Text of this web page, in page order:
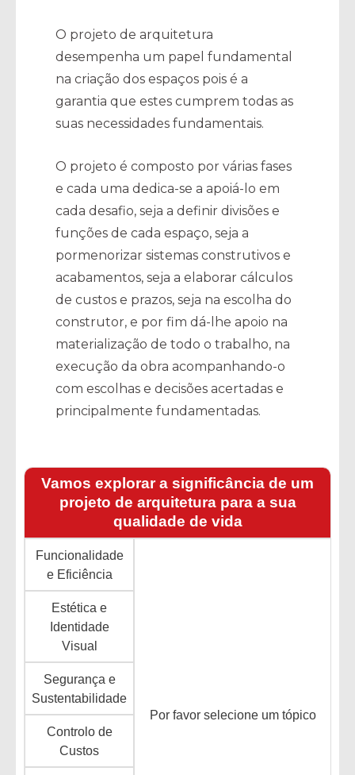
O projeto de arquitetura
desempenha um papel fundamental
na criação dos espaços pois é a
garantia que estes cumprem todas as
suas necessidades fundamentais.
O projeto é composto por várias fases
e cada uma dedica-se a apoiá-lo em
cada desafio, seja a definir divisões e
funções de cada espaço, seja a
pormenorizar sistemas construtivos e
acabamentos, seja a elaborar cálculos
de custos e prazos, seja na escolha do
construtor, e por fim dá-lhe apoio na
materialização de todo o trabalho, na
execução da obra acompanhando-o
com escolhas e decisões acertadas e
principalmente fundamentadas.
Vamos explorar a significância de um
projeto de arquitetura para a sua
qualidade de vida
Funcionalidade
e Eficiência
Por favor selecione um tópico
Estética e
Identidade
Visual
Segurança e
Sustentabilidade
Controlo de
Custos